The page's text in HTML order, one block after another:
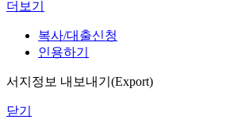
더보기
복사/대출신청
인용하기
서지정보 내보내기(Export)
닫기